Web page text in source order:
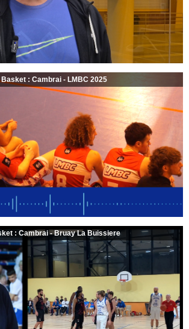
Basket : Cambrai - LMBC 2025
: Cambrai - Bruay La Buissiere